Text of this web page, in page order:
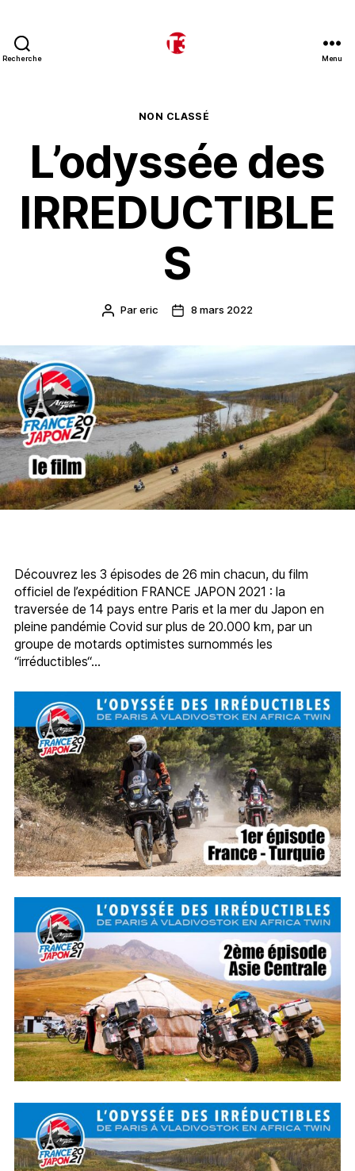
Recherche Menu
Catégories
NON CLASSÉ
L’odyssée des
IRREDUCTIBLE
S
Auteur
Pareric
Date8 mars 2022
Découvrez les 3 épisodes de 26 min chacun, du film
officiel de l’expédition FRANCE JAPON 2021 : la
traversée de 14 pays entre Paris et la mer du Japon en
pleine pandémie Covid sur plus de 20.000 km, par un
groupe de motards optimistes surnommés les
“irréductibles“…